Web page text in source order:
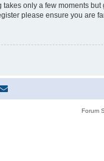
only a few moments
please ensure you are